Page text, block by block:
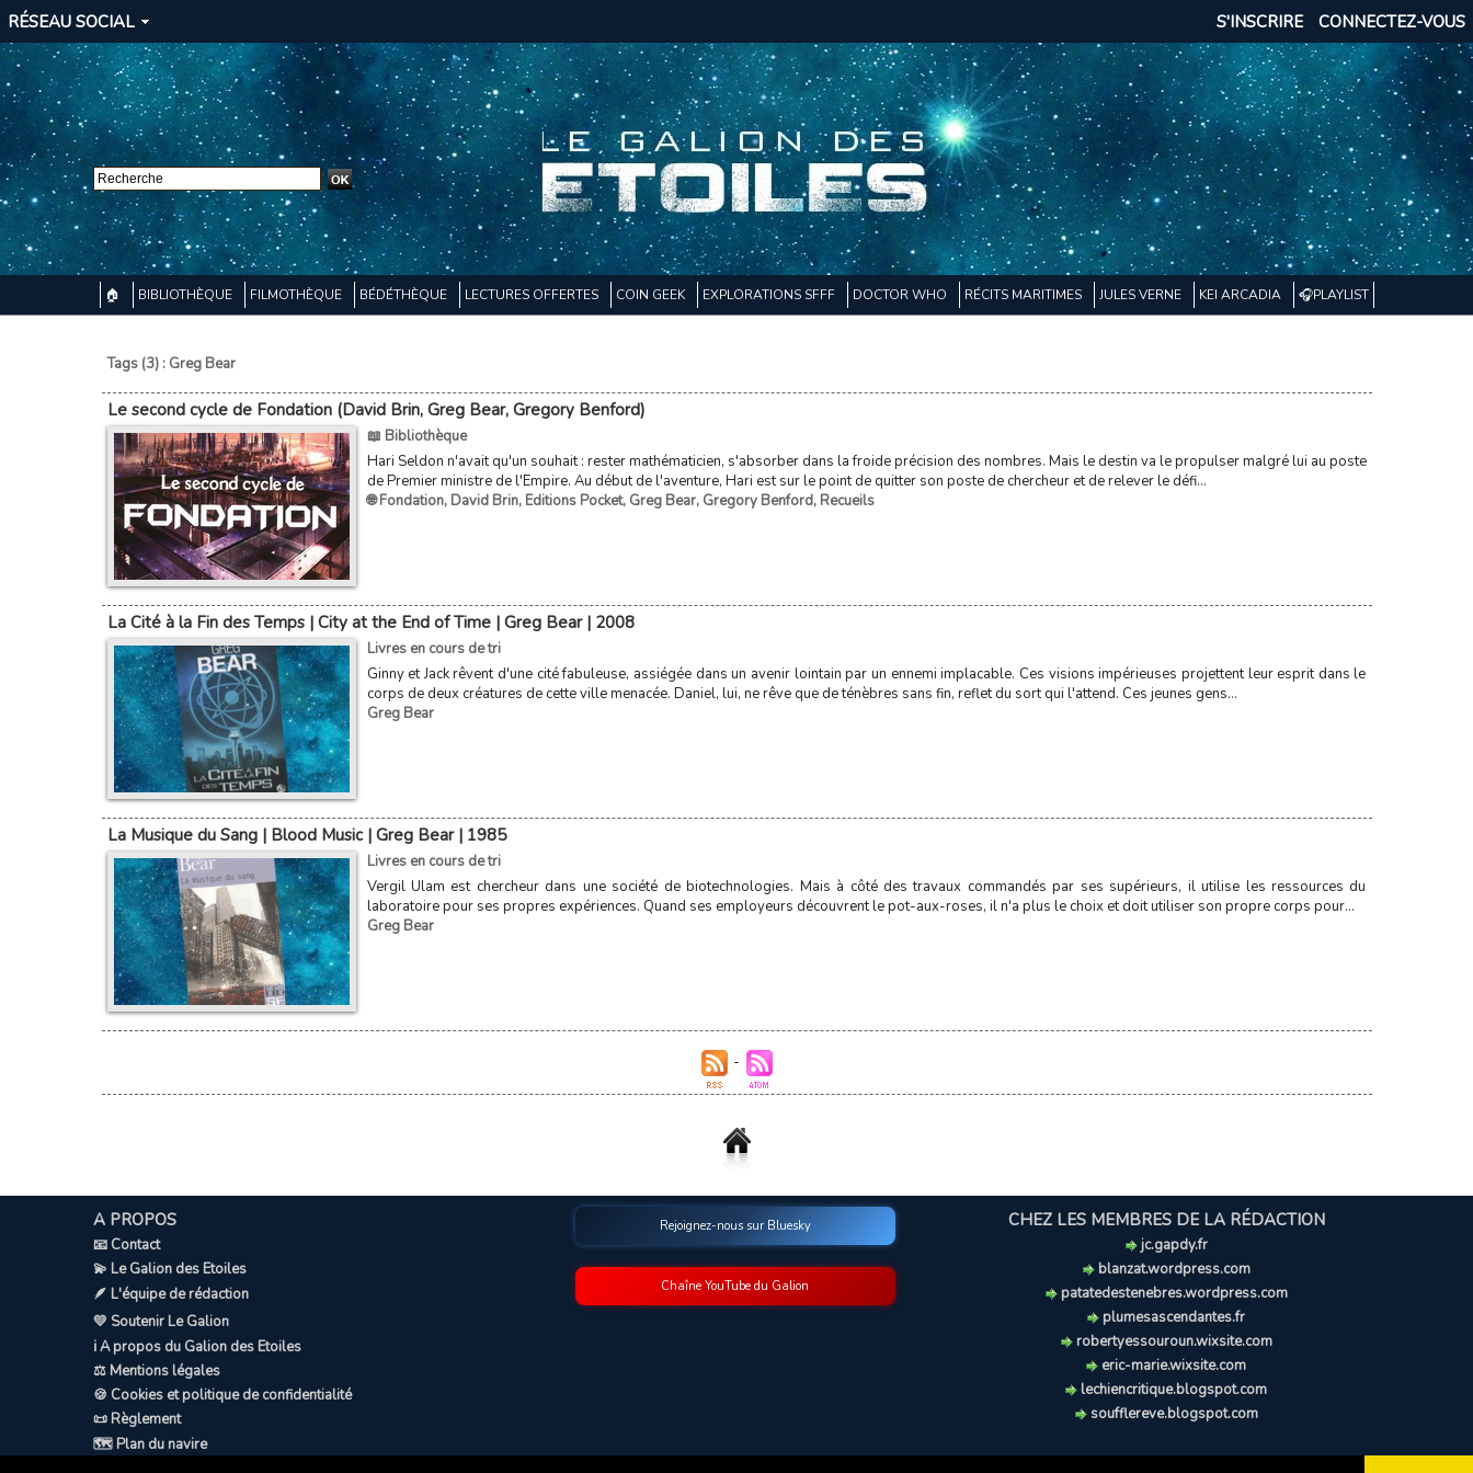
RÉSEAU SOCIAL CONNECTEZ-VOUS
S'INSCRIRE
🏠 BIBLIOTHÈQUE FILMOTHÈQUE BÉDÉTHÈQUE LECTURES OFFERTES COIN GEEK EXPLORATIONS SFFF DOCTOR WHO RÉCITS MARITIMES JULES VERNE KEI ARCADIA 🎧PLAYLIST
Tags (3) : Greg Bear
Le second cycle de Fondation (David Brin, Greg Bear, Gregory Benford)
📖 Bibliothèque
Hari Seldon n'avait qu'un souhait : rester mathématicien, s'absorber dans la froide précision des nombres. Mais le destin va le propulser malgré lui au poste
de Premier ministre de l'Empire. Au début de l'aventure, Hari est sur le point de quitter son poste de chercheur et de relever le défi...
🌐 Fondation, David Brin, Editions Pocket, Greg Bear, Gregory Benford, Recueils
La Cité à la Fin des Temps | City at the End of Time | Greg Bear | 2008
Livres en cours de tri
Ginny et Jack rêvent d'une cité fabuleuse, assiégée dans un avenir lointain par un ennemi implacable. Ces visions impérieuses projettent leur esprit dans le
corps de deux créatures de cette ville menacée. Daniel, lui, ne rêve que de ténèbres sans fin, reflet du sort qui l'attend. Ces jeunes gens...
Greg Bear
La Musique du Sang | Blood Music | Greg Bear | 1985
Livres en cours de tri
Vergil Ulam est chercheur dans une société de biotechnologies. Mais à côté des travaux commandés par ses supérieurs, il utilise les ressources du
laboratoire pour ses propres expériences. Quand ses employeurs découvrent le pot-aux-roses, il n'a plus le choix et doit utiliser son propre corps pour...
Greg Bear
A PROPOS
📧 Contact
💫 Le Galion des Etoiles
🪶 L'équipe de rédaction
💛 Soutenir Le Galion
ℹ️ A propos du Galion des Etoiles
⚖️ Mentions légales
🍪 Cookies et politique de confidentialité
📜 Règlement
🗺️ Plan du navire
Rejoignez-nous sur Bluesky
Chaîne YouTube du Galion
CHEZ LES MEMBRES DE LA RÉDACTION
jc.gapdy.fr
blanzat.wordpress.com
patatedestenebres.wordpress.com
plumesascendantes.fr
robertyessouroun.wixsite.com
eric-marie.wixsite.com
lechiencritique.blogspot.com
soufflereve.blogspot.com